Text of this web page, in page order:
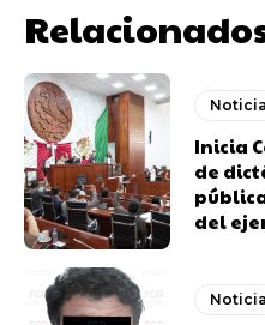
Inicia
de
del